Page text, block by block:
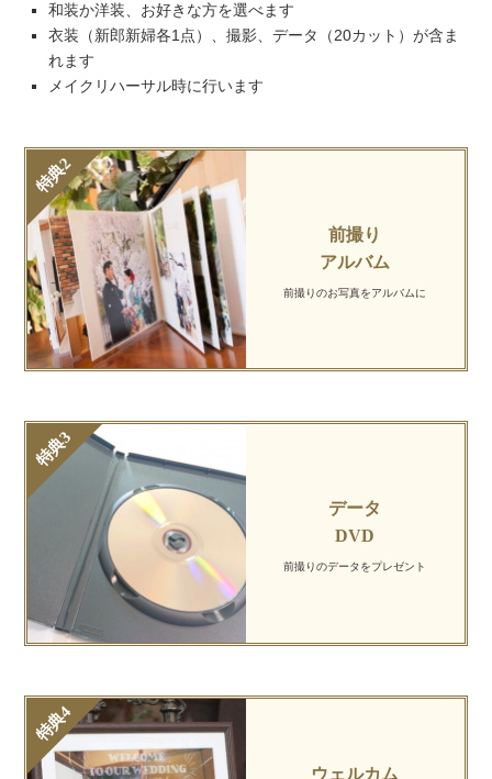
和装か洋装、お好きな方を選べます
衣装（新郎新婦各1点）、撮影、データ（20カット）が含ま
れます
メイクリハーサル時に行います
前撮り
アルバム
前撮りのお写真をアルバムに
データ
DVD
前撮りのデータをプレゼント
ウェルカム